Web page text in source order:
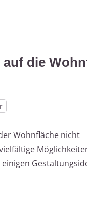
die
Wohnfläche nicht